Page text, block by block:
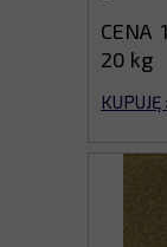
20 kg
KUPUJĘ